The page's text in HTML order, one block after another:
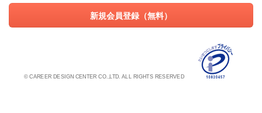
新規会員登録（無料）
© CAREER DESIGN CENTER CO.,LTD. ALL RIGHTS RESERVED